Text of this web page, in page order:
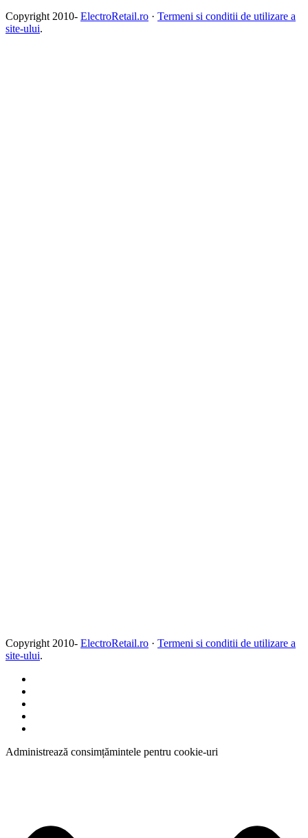
Copyright 2010- ElectroRetail.ro · Termeni si conditii de utilizare a
site-ului.
Copyright 2010- ElectroRetail.ro · Termeni si conditii de utilizare a
site-ului.
Administrează consimțămintele pentru cookie-uri